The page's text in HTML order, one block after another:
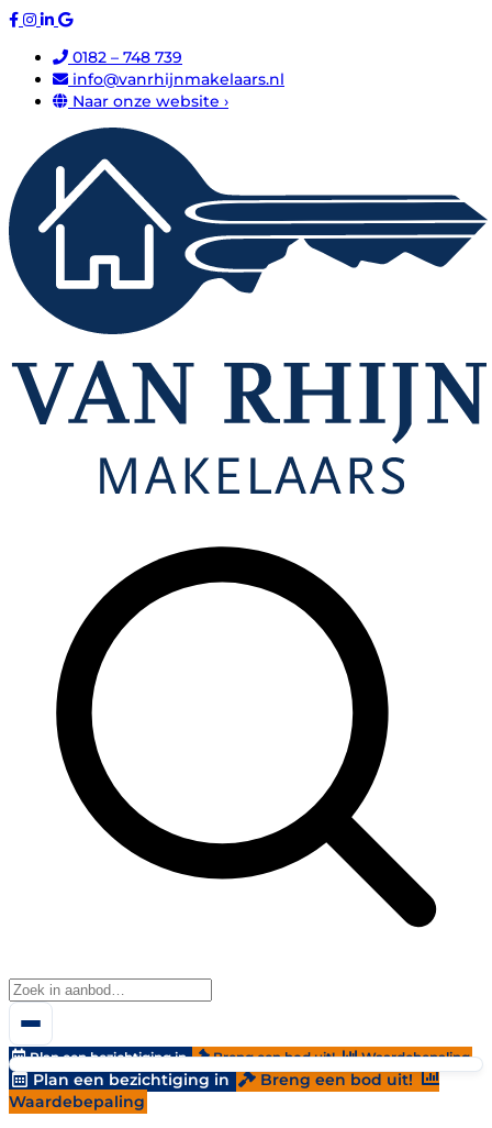
0182 – 748 739
info@vanrhijnmakelaars.nl
Naar onze website ›
Plan een bezichtiging in Breng een bod uit! Waardebepaling
Plan een bezichtiging in
Breng een bod uit!
Waardebepaling